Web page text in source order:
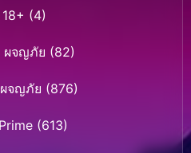
(4)
ผจญภัย (82)
จญภัย (876)
(613)